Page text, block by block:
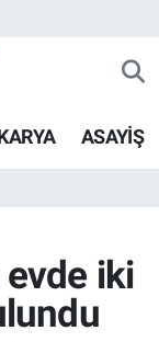
ASAYİŞ
evde iki